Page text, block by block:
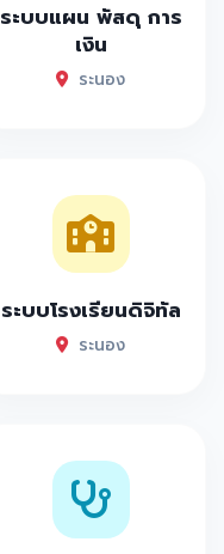
ระบบแผน พัสดุ การ
เงิน
ระนอง
ระบบโรงเรียนดิจิทัล
ระนอง